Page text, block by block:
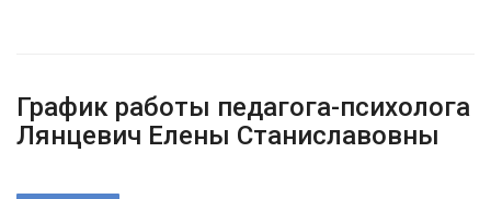
График работы педагога-психолога
Лянцевич Елены Станиславовны